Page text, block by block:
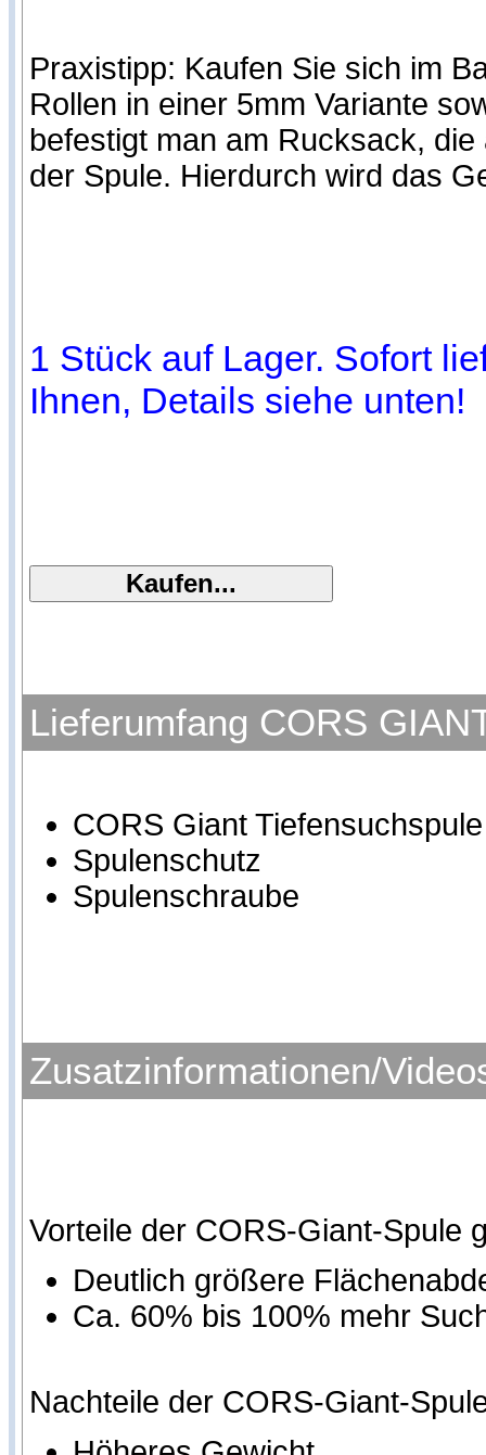
Praxistipp: Kaufen Sie sich im
Rollen in einer 5mm Variante
befestigt man am Rucksack,
der Spule. Hierdurch wird das
1 Stück auf Lager. Sofort
Ihnen, Details siehe unten!
Lieferumfang CORS
CORS Giant
Spulenschutz
Spulenschraube
Zusatzinformationen/
Vorteile der CORS-Giant-Spule
Deutlich größere
Ca. 60% bis 100% mehr
Nachteile der CORS-Giant-